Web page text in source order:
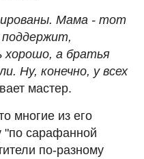
Мама - тот
поддержит,
хорошо, а братья
Ну, конечно, у всех
мастер.
многие из его
"по сарафанной
по-разному